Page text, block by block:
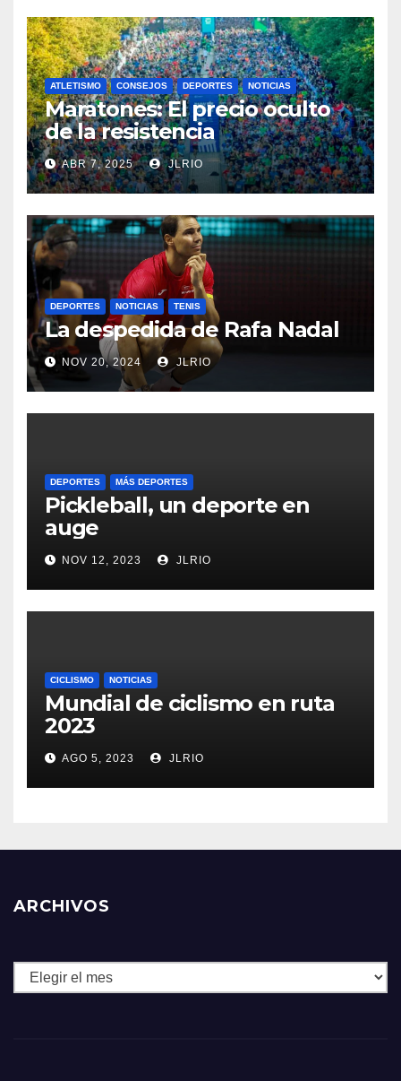
ATLETISMO CONSEJOS DEPORTES NOTICIAS
Maratones: El precio oculto
de la resistencia
ABR 7, 2025 JLRIO
DEPORTES NOTICIAS TENIS
La despedida de Rafa Nadal
NOV 20, 2024 JLRIO
DEPORTES MÁS DEPORTES
Pickleball, un deporte en
auge
NOV 12, 2023 JLRIO
CICLISMO NOTICIAS
Mundial de ciclismo en ruta
2023
AGO 5, 2023 JLRIO
ARCHIVOS
Archivos